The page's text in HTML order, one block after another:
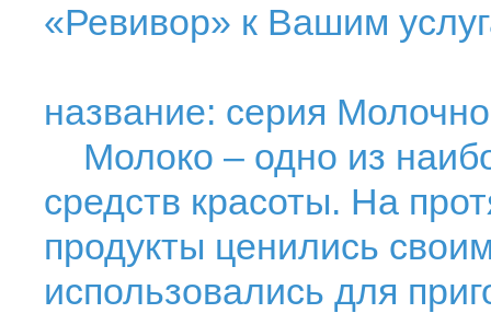
«Ревивор» к Вашим
название: серия
Молоко – одно из
средств красоты. На
продукты ценились
использовались для